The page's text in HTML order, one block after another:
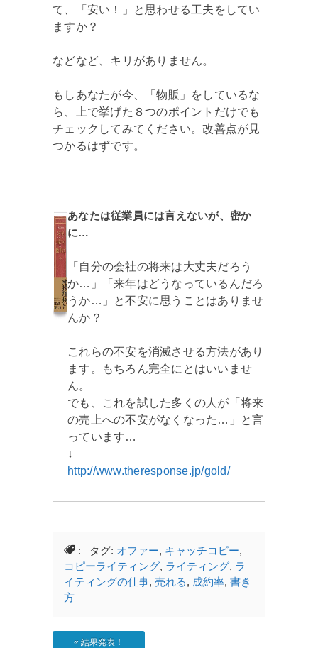
て、「安い！」と思わせる工夫をしてい
ますか？
などなど、キリがありません。
もしあなたが今、「物販」をしているな
ら、上で挙げた８つのポイントだけでも
チェックしてみてください。改善点が見
つかるはずです。
あなたは従業員には言えないが、密か
に…
「自分の会社の将来は大丈夫だろう
か…」「来年はどうなっているんだろ
うか…」と不安に思うことはありませ
んか？
これらの不安を消滅させる方法があり
ます。もちろん完全にとはいいませ
ん。
でも、これを試した多くの人が「将来
の売上への不安がなくなった…」と言
っています…
↓
http://www.theresponse.jp/gold/
: タグ: オファー, キャッチコピー,
コピーライティング, ライティング, ラ
イティングの仕事, 売れる, 成約率, 書き
方
« 結果発表！